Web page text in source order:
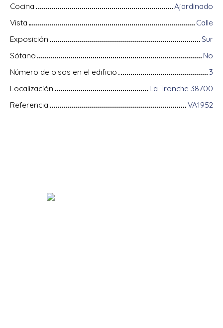
Cocina
Ajardinado
Vista
Calle
Exposición
Sur
Sótano
No
Número de pisos en el edificio
3
Localización
La Tronche 38700
Referencia
VA1952